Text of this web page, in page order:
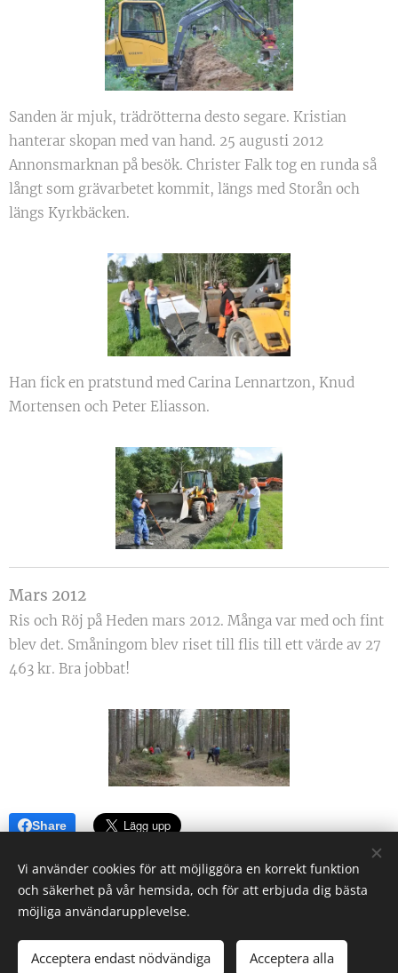
Sanden är mjuk, trädrötterna desto segare. Kristian
hanterar skopan med van hand. 25 augusti 2012
Annonsmarknan på besök. Christer Falk tog en runda så
långt som grävarbetet kommit, längs med Storån och
längs Kyrkbäcken.
Han fick en pratstund med Carina Lennartzon, Knud
Mortensen och Peter Eliasson.
Mars 2012
Ris och Röj på Heden mars 2012. Många var med och fint
blev det. Småningom blev riset till flis till ett värde av 27
463 kr. Bra jobbat!
Share
Rävlanda Samhällsförening
Alla rättigheter reserverade 2022
Vi använder cookies för att möjliggöra en korrekt funktion
och säkerhet på vår hemsida, och för att erbjuda dig bästa
möjliga användarupplevelse.
Acceptera endast nödvändiga Acceptera alla